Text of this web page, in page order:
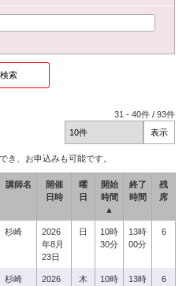
31 -40件 /93件
き、お申込みも可能です。
講師名
開催
日時
曜
日
開始
時間
▲
終了
時間
残
席
杉崎
2026
年8月
23日
日
10時
30分
13時
00分
6
杉崎
2026
木
10時
13時
6